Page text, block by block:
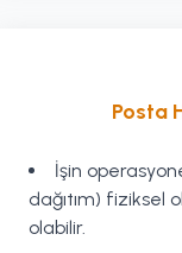
Posta
İşin
dağıtım) fiziksel
olabilir.